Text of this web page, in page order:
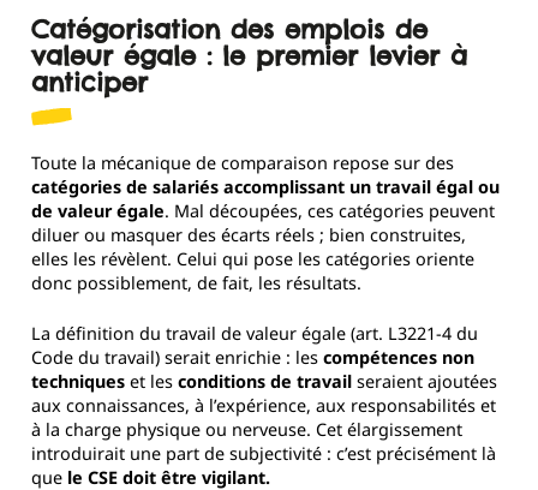
Catégorisation des emplois de
valeur égale : le premier levier à
anticiper
Toute la mécanique de comparaison repose sur des
catégories de salariés accomplissant un travail égal ou
de valeur égale. Mal découpées, ces catégories peuvent
diluer ou masquer des écarts réels ; bien construites,
elles les révèlent. Celui qui pose les catégories oriente
donc possiblement, de fait, les résultats.
La définition du travail de valeur égale (art. L3221-4 du
Code du travail) serait enrichie : les compétences non
techniqueset les conditions de travailseraient ajoutées
aux connaissances, à l’expérience, aux responsabilités et
à la charge physique ou nerveuse. Cet élargissement
introduirait une part de subjectivité : c’est précisément là
que le CSE doit être vigilant.